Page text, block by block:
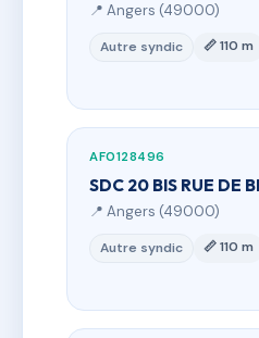
📍 Angers (49000)
Autre syndic 📏 110 m
AF0128496
SDC 20 BIS RUE DE
📍 Angers (49000)
Autre syndic 📏 110 m